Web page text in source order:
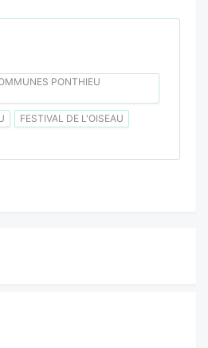
PONTHIEU
FESTIVAL DE L'OISEAU